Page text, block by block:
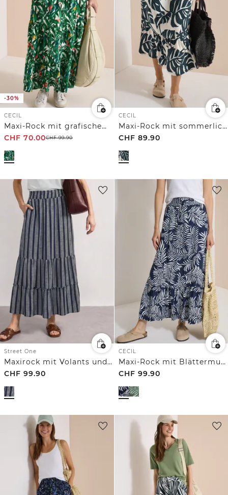
-30%
CECIL
Maxi-Rock mit grafischem Muster
CHF 70.00CHF99.90
CECIL
Maxi-Rock mit sommerlichem Blättermuster
CHF 89.90
Street One
Maxirock mit Volants und Streifen
CHF 99.90
CECIL
Maxi-Rock mit Blättermuster
CHF 99.90